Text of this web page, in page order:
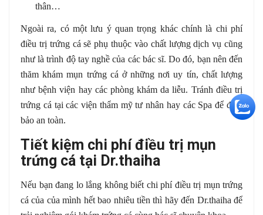
thân…
Ngoài ra, có một lưu ý quan trọng khác chính là chi phí
điều trị trứng cá sẽ phụ thuộc vào chất lượng dịch vụ cũng
như là trình độ tay nghề của các bác sĩ. Do đó, bạn nên đến
thăm khám mụn trứng cá ở những nơi uy tín, chất lượng
như bệnh viện hay các phòng khám da liễu. Tránh điều trị
trứng cá tại các viện thẩm mỹ tư nhân hay các Spa để đảm
bảo an toàn.
Tiết kiệm chi phí điều trị mụn
trứng cá tại Dr.thaiha
Nếu bạn đang lo lắng không biết chi phí điều trị mụn trứng
cá của của mình hết bao nhiêu tiền thì hãy đến Dr.thaiha để
+5